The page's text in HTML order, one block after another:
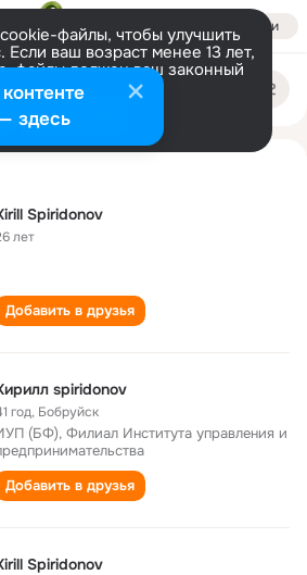
Войти
файлы, чтобы улучшить
Если ваш возраст менее 13 лет,
файлы должен ваш законный
Больше информации
Настроить
Spiridonov
лет
Добавить в друзья
spiridonov
год, Бобруйск
(БФ), Филиал Института управления и
Добавить в друзья
Spiridonov
здесь